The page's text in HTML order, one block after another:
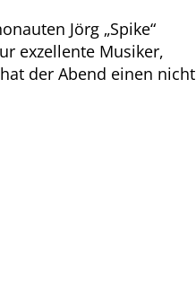
Jörg „Spike“
exzellente Musiker,
der Abend einen nicht